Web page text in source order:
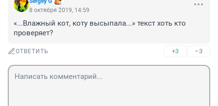
8 октября 2019, 14:59
«...Влажный кот, коту высыпала...» текст хоть кто
проверяет?
ОТВЕТИТЬ +3 –3